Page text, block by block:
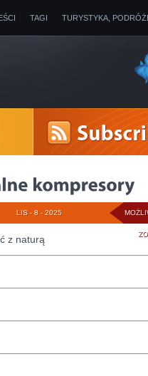
TAGI TURYSTYKA,
LIS - 8 - 2025
z naturą